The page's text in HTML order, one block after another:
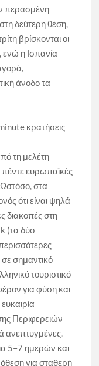
περασμένη
δεύτερη θέση,
βρίσκονται οι
ενώ η Ισπανία
άνοδο τα
κρατήσεις
τη μελέτη
πέντε ευρωπαϊκές
Ωστόσο, στα
ότι είναι ψηλά
διακοπές στη
(τα δύο
σημαντικό
τουριστικό
για φύση και
Περιφερειών
ανεπτυγμένες.
5–7 ημερών και
για σταθερή